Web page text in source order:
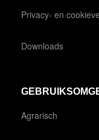
Privacy- en
Downloads
Agrarisch